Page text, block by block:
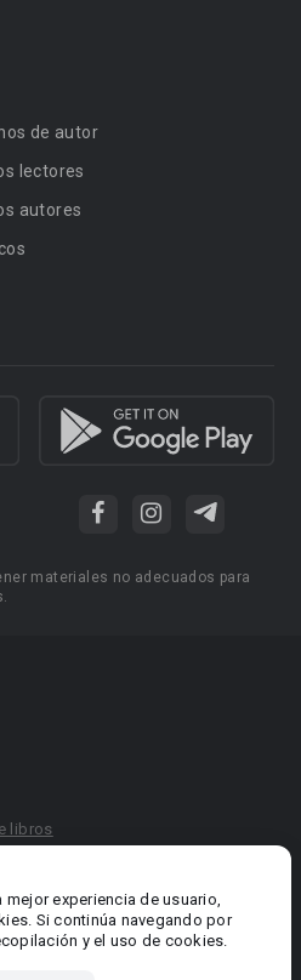
experiencia de usuario,
Si continúa navegando por
y el uso de cookies.
de autor
lectores
autores
materiales no adecuados para
libros
reservados.